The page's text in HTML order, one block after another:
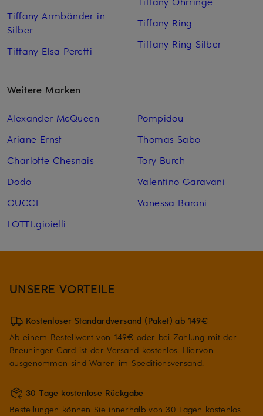
Tiffany Armbänder in
Silber
Tiffany Elsa Peretti
Tiffany Ring
Tiffany Ring Silber
Weitere Marken
Alexander McQueen
Ariane Ernst
Charlotte Chesnais
Dodo
GUCCI
LOTTt.gioielli
Pompidou
Thomas Sabo
Tory Burch
Valentino Garavani
Vanessa Baroni
UNSERE VORTEILE
Kostenloser Standardversand (Paket) ab 149€
Ab einem Bestellwert von 149€ oder bei Zahlung mit der
Breuninger Card ist der Versand kostenlos. Hiervon
ausgenommen sind Waren im Speditionsversand.
30 Tage kostenlose Rückgabe
Bestellungen können Sie innerhalb von 30 Tagen kostenlos